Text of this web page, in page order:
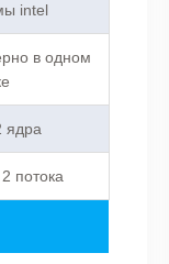
intel
в одном
ядра
потока